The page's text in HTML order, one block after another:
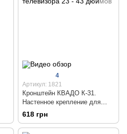
4
Артикул: 1821
Кронштейн КВАДО К-31.
Настенное крепление для
телевизора 23 - 43 дюймов
618 грн